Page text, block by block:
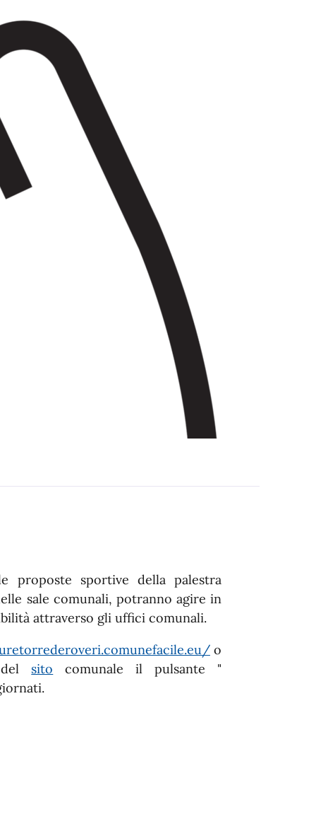
proposte sportive della palestra
sale comunali, potranno agire in
attraverso gli uffici comunali.
o
sito comunale il pulsante "